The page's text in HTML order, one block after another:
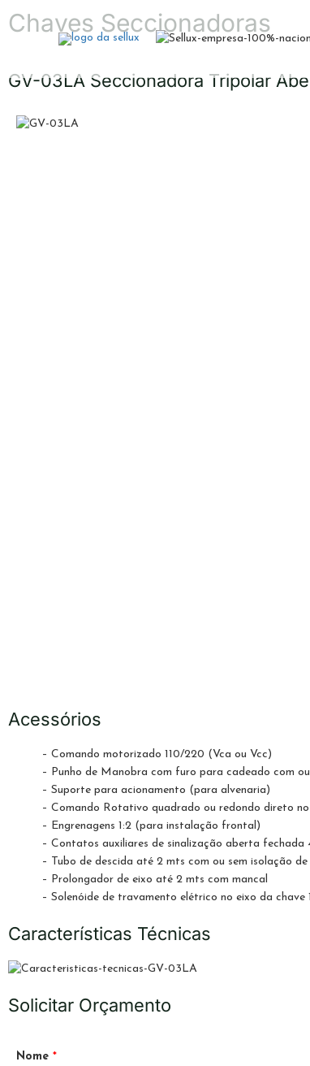
Chaves Seccionadoras
GV-03LA Seccionadora Tripolar
Acessórios
– Comando motorizado 110/220 (Vca ou Vcc)
– Punho de Manobra com furo para cadeado com
– Suporte para acionamento (para alvenaria)
– Comando Rotativo quadrado ou redondo direto
– Engrenagens 1:2 (para instalação frontal)
– Contatos auxiliares de sinalização aberta
– Tubo de descida até 2 mts com ou sem isolação
– Prolongador de eixo até 2 mts com mancal
– Solenóide de travamento elétrico no eixo da chave
Características Técnicas
Solicitar Orçamento
Nome *